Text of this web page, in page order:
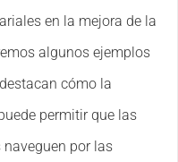
en la mejora de la
algunos ejemplos
cómo la
permitir que las
naveguen por las